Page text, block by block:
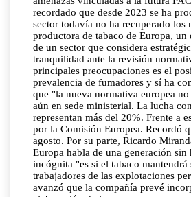
recordado que desde 2023 se ha
sector todavía no ha recuperado
productora de tabaco de Europa,
de un sector que considera
tranquilidad ante la revisión
principales preocupaciones es el
prevalencia de fumadores y sí ha
que "la nueva normativa europea
aún en sede ministerial. La lucha
representan más del 20%. Frente a
por la Comisión Europea. Recordó
agosto. Por su parte, Ricardo
Europa habla de una generación
incógnita "es si el tabaco
trabajadores de las explotaciones
avanzó que la compañía prevé